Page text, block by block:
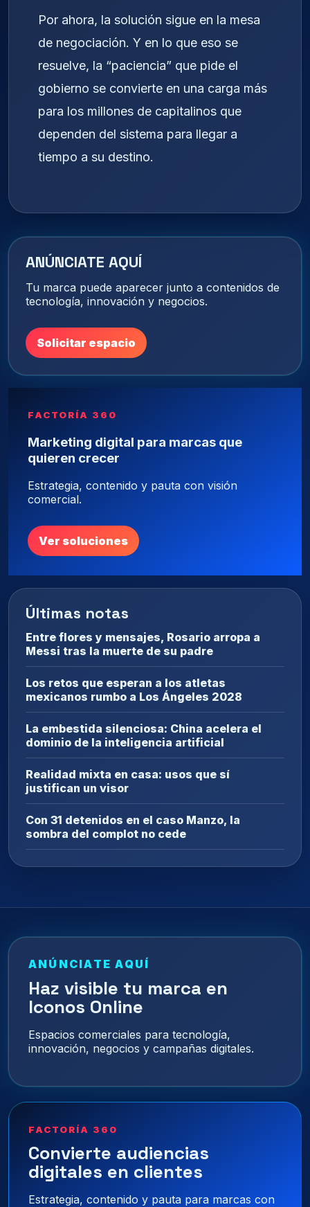
Por ahora, la solución sigue en la mesa
de negociación. Y en lo que eso se
resuelve, la “paciencia” que pide el
gobierno se convierte en una carga más
para los millones de capitalinos que
dependen del sistema para llegar a
tiempo a su destino.
ANÚNCIATE AQUÍ
Tu marca puede aparecer junto a contenidos de
tecnología, innovación y negocios.
Solicitar espacio
FACTORÍA 360
Marketing digital para marcas que
quieren crecer
Estrategia, contenido y pauta con visión
comercial.
Ver soluciones
Últimas notas
Entre flores y mensajes, Rosario arropa a
Messi tras la muerte de su padre
Los retos que esperan a los atletas
mexicanos rumbo a Los Ángeles 2028
La embestida silenciosa: China acelera el
dominio de la inteligencia artificial
Realidad mixta en casa: usos que sí
justifican un visor
Con 31 detenidos en el caso Manzo, la
sombra del complot no cede
ANÚNCIATE AQUÍ
Haz visible tu marca en
Iconos Online
Espacios comerciales para tecnología,
innovación, negocios y campañas digitales.
FACTORÍA 360
Convierte audiencias
digitales en clientes
Estrategia, contenido y pauta para marcas con